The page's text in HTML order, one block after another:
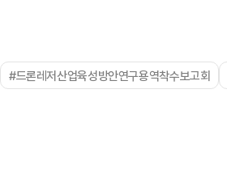
#드론레저산업육성방안연구용역착수보고회